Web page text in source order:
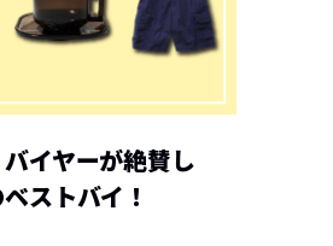
バイヤーが絶賛し
ストバイ！